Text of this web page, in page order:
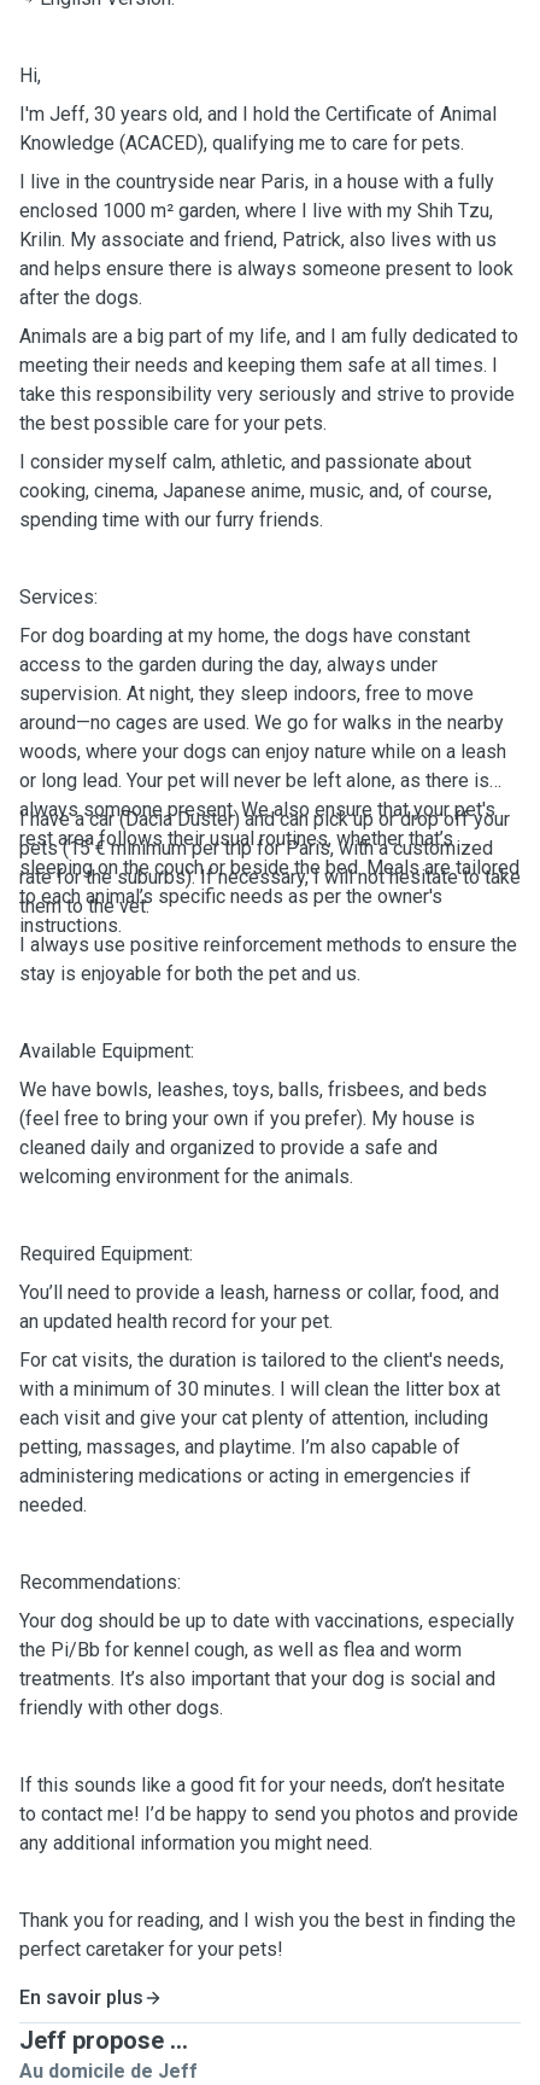
Hi,
I'm Jeff, 30 years old, and I hold the Certificate of Animal
Knowledge (ACACED), qualifying me to care for pets.
I live in the countryside near Paris, in a house with a fully
enclosed 1000 m² garden, where I live with my Shih Tzu,
Krilin. My associate and friend, Patrick, also lives with us
and helps ensure there is always someone present to look
after the dogs.
Animals are a big part of my life, and I am fully dedicated to
meeting their needs and keeping them safe at all times. I
take this responsibility very seriously and strive to provide
the best possible care for your pets.
I consider myself calm, athletic, and passionate about
cooking, cinema, Japanese anime, music, and, of course,
spending time with our furry friends.
Services:
For dog boarding at my home, the dogs have constant
access to the garden during the day, always under
supervision. At night, they sleep indoors, free to move
around—no cages are used. We go for walks in the nearby
woods, where your dogs can enjoy nature while on a leash
or long lead. Your pet will never be left alone, as there is
always someone present. We also ensure that your pet's
rest area follows their usual routines, whether that’s
sleeping on the couch or beside the bed. Meals are tailored
to each animal’s specific needs as per the owner's
instructions.
I have a car (Dacia Duster) and can pick up or drop off your
pets (15 € minimum per trip for Paris, with a customized
rate for the suburbs). If necessary, I will not hesitate to take
them to the vet.
I always use positive reinforcement methods to ensure the
stay is enjoyable for both the pet and us.
Available Equipment:
We have bowls, leashes, toys, balls, frisbees, and beds
(feel free to bring your own if you prefer). My house is
cleaned daily and organized to provide a safe and
welcoming environment for the animals.
Required Equipment:
You’ll need to provide a leash, harness or collar, food, and
an updated health record for your pet.
For cat visits, the duration is tailored to the client's needs,
with a minimum of 30 minutes. I will clean the litter box at
each visit and give your cat plenty of attention, including
petting, massages, and playtime. I’m also capable of
administering medications or acting in emergencies if
needed.
Recommendations:
Your dog should be up to date with vaccinations, especially
the Pi/Bb for kennel cough, as well as flea and worm
treatments. It’s also important that your dog is social and
friendly with other dogs.
If this sounds like a good fit for your needs, don’t hesitate
to contact me! I’d be happy to send you photos and provide
any additional information you might need.
Thank you for reading, and I wish you the best in finding the
perfect caretaker for your pets!
En savoir plus
Jeff propose ...
Au domicile de Jeff